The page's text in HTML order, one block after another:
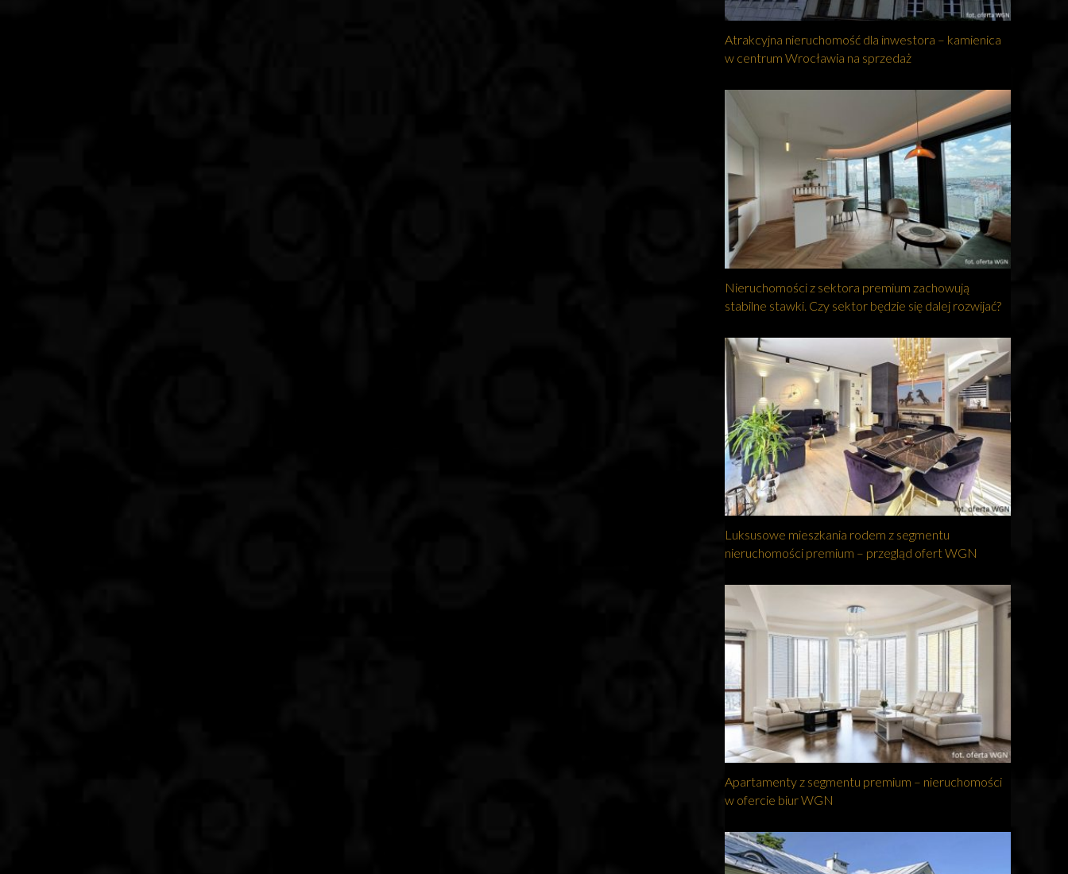
Atrakcyjna nieruchomość dla inwestora – kamienica
w centrum Wrocławia na sprzedaż
Nieruchomości z sektora premium zachowują
stabilne stawki. Czy sektor będzie się dalej rozwijać?
Luksusowe mieszkania rodem z segmentu
nieruchomości premium – przegląd ofert WGN
Apartamenty z segmentu premium – nieruchomości
w ofercie biur WGN